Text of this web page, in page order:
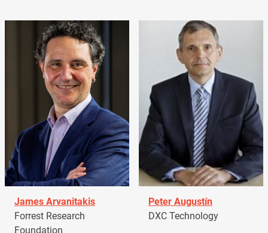
James Arvanitakis
Forrest Research
Foundation
Peter Augustín
DXC Technology